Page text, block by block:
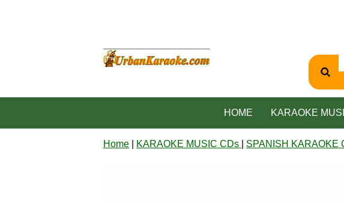
HOME KARAOKE
Home KARAOKE MUSIC CDs SPANISH KARAOKE